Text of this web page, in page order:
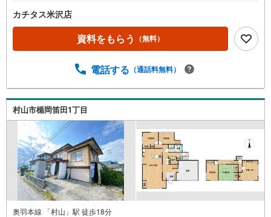
カチタス米沢店
資料をもらう （無料）
電話する （通話料無料）
村山市楯岡笛田1丁目
奥羽本線 「村山」駅 徒歩18分